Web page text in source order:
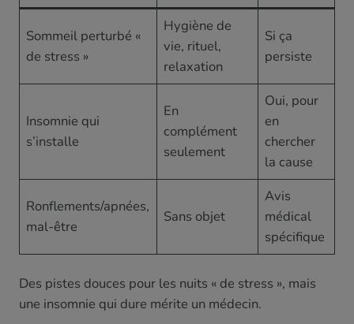
Sommeil perturbé «
de stress »
Hygiène de
vie, rituel,
relaxation
Si ça
persiste
Insomnie qui
s’installe
En
complément
seulement
Oui, pour
en
chercher
la cause
Ronflements/apnées,
mal-être
Sans objet
Avis
médical
spécifique
Des pistes douces pour les nuits « de stress », mais
une insomnie qui dure mérite un médecin.